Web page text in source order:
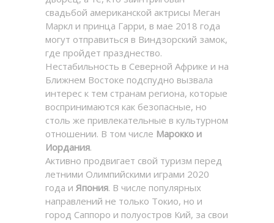
свадьбой американской актрисы Меган
Маркл и принца Гарри, в мае 2018 года
могут отправиться в Виндзорский замок,
где пройдет празднество.
Нестабильность в Северной Африке и на
Ближнем Востоке подспудно вызвала
интерес к тем странам региона, которые
воспринимаются как безопасные, но
столь же привлекательные в культурном
отношении. В том числе Марокко и
Иордания.
Активно продвигает свой туризм перед
летними Олимпийскими играми 2020
года и Япония. В числе популярных
направлений не только Токио, но и
город Саппоро и полуостров Кий, за свои